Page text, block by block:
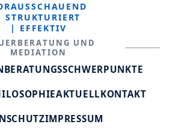
STRUKTURIERT
| EFFEKTIV
UND
MEDIATION
BERATUNGSSCHWERPUNKTE
AKTUELLKONTAKT
IMPRESSUM